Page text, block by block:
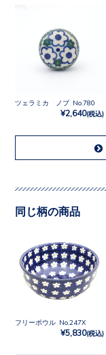
ツェラミカ ノブ No.780
¥2,640(税込)
同じ柄の商品
フリーボウル No.247X
¥5,830(税込)